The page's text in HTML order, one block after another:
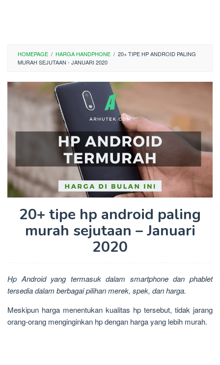
HOMEPAGE / HARGA HANDPHONE / 20+ TIPE HP ANDROID PALING
MURAH SEJUTAAN - JANUARI 2020
20+ tipe hp android paling
murah sejutaan – Januari
2020
Hp Android yang termasuk dalam smartphone dan phablet
tersedia dalam berbagai pilihan merek, spek, dan harga.
Meskipun harga menentukan kualitas hp tersebut, tidak jarang
orang-orang menginginkan hp dengan harga yang lebih murah.